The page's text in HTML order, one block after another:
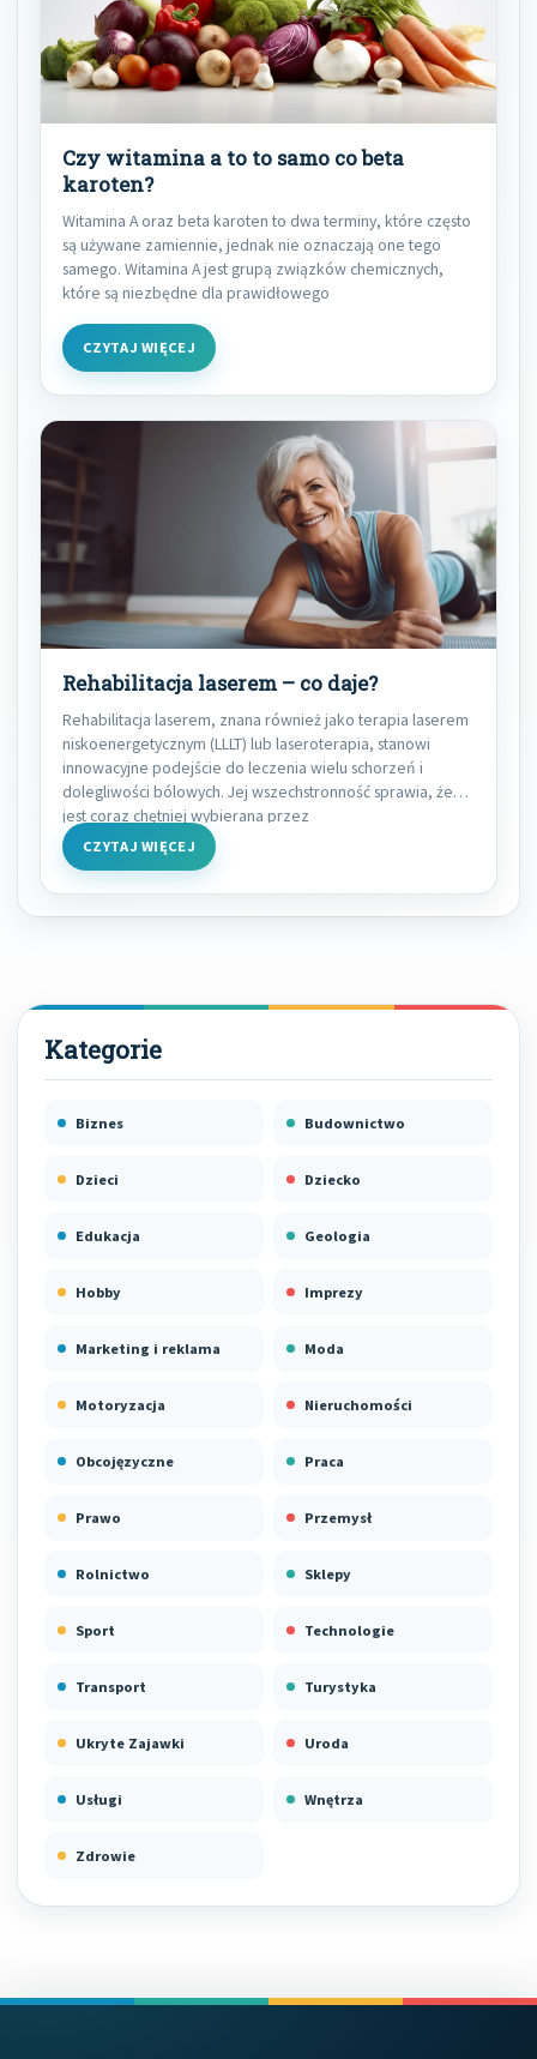
Czy witamina a to to samo co beta
karoten?
Witamina A oraz beta karoten to dwa terminy, które często
są używane zamiennie, jednak nie oznaczają one tego
samego. Witamina A jest grupą związków chemicznych,
które są niezbędne dla prawidłowego
CZYTAJ WIĘCEJ
Rehabilitacja laserem – co daje?
Rehabilitacja laserem, znana również jako terapia laserem
niskoenergetycznym (LLLT) lub laseroterapia, stanowi
innowacyjne podejście do leczenia wielu schorzeń i
dolegliwości bólowych. Jej wszechstronność sprawia, że
jest coraz chętniej wybierana przez
CZYTAJ WIĘCEJ
Biznes Budownictwo
Dzieci Dziecko
Edukacja Geologia
Hobby Imprezy
Marketing i reklama Moda
Motoryzacja Nieruchomości
Obcojęzyczne Praca
Prawo Przemysł
Rolnictwo Sklepy
Sport Technologie
Transport Turystyka
Ukryte Zajawki Uroda
Usługi Wnętrza
Zdrowie